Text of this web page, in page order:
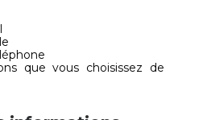
que vous choisissez de